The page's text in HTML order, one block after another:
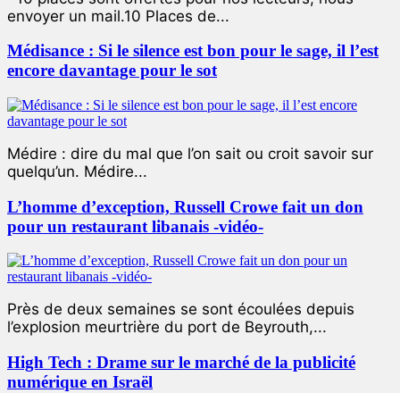
envoyer un mail.10 Places de...
Médisance : Si le silence est bon pour le sage, il l’est
encore davantage pour le sot
Médire : dire du mal que l’on sait ou croit savoir sur
quelqu’un. Médire...
L’homme d’exception, Russell Crowe fait un don
pour un restaurant libanais -vidéo-
Près de deux semaines se sont écoulées depuis
l’explosion meurtrière du port de Beyrouth,...
High Tech : Drame sur le marché de la publicité
numérique en Israël